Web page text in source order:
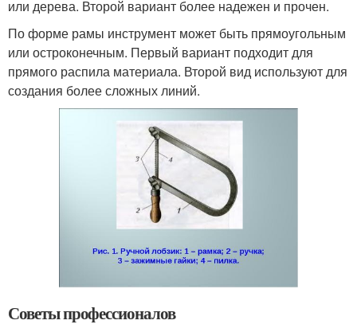
или дерева. Второй вариант более надежен и прочен.
По форме рамы инструмент может быть прямоугольным
или остроконечным. Первый вариант подходит для
прямого распила материала. Второй вид используют для
создания более сложных линий.
Советы профессионалов